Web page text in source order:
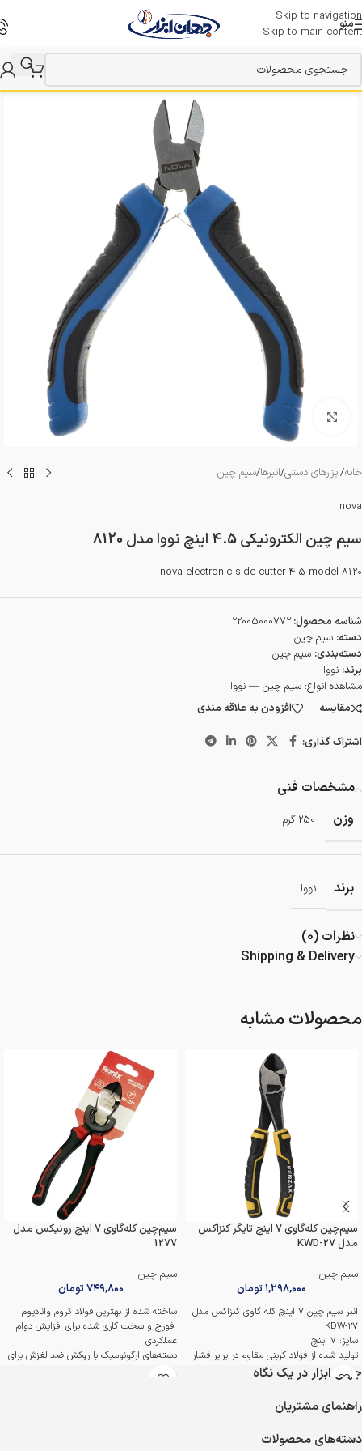
Skip to navigation
Skip to main content
منو
بزرگنمایی تصویر
خانه/ابزارهای دستی/انبرها/سیم چین
nova
سیم چین الکترونیکی 4.5 اینچ نووا مدل 8120
nova electronic side cutter 4 5 model 8120
شناسه محصول: 22005000772
دسته: سیم چین
دسته‌بندی: سیم چین
برند: نووا
مشاهده انواع: سیم چین — نووا
مقایسه
افزودن به علاقه مندی
اشتراک گذاری:
مشخصات فنی
وزن
250 گرم
برند نووا
نظرات (0)
Shipping & Delivery
محصولات مشابه
سیم‌چین کله‌گاوی 7 اینچ تایگر کنزاکس
مدل KWD-27
سیم چین
۱,۲۹۸,۰۰۰تومان
انبر سیم چین 7 اینچ کله گاوی کنزاکس مدل
KDW-27
سایز: 7 اینچ
تولید شده از فولاد کربنی مقاوم در برابر فشار
و آسیب
دسته با طراحی ارگونومیک جهت کاهش
خستگی کاربر
گارانتی اصالت و سلامت فیزیکی کالا
سیم‌چین کله‌گاوی 7 اینچ رونیکس مدل
1277
سیم چین
۷۴۹,۸۰۰تومان
ساخته شده از بهترین فولاد کروم وانادیوم
فورج و سخت کاری شده برای افزایش دوام
عملکردی
دسته‌های ارگونومیک با روکش ضد لغزش برای
جهان ابزار در یک نگاه
راهنمای مشتریان
دسته‌های محصولات